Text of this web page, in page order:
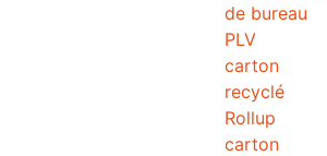
de bureau
PLV
carton
recyclé
Rollup
carton